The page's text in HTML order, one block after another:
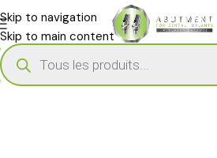
Skip to navigation
Skip to main content